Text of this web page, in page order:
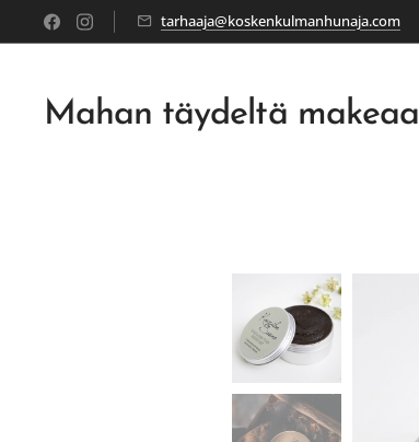
tarhaaja@koskenkulmanhunaja.com
Mahan täydeltä makeaa